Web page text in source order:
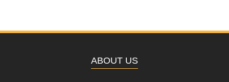
ABOUT US